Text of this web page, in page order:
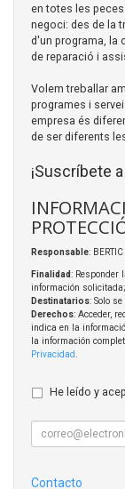
en totes les
negoci: des de la
d'un programa, la
de reparació i
Volem treballar
programes i
empresa és
de ser diferents
¡Suscríbete
Responsable:
Finalidad: Responder
información solicitada;
Destinatarios: Solo
Derechos: Acceder,
indica en la
la información
Privacidad
He leído y
Contacto